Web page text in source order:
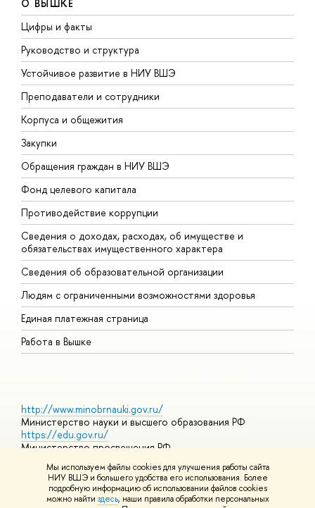
Мы используем файлы cookies для улучшения работы сайта
НИУ ВШЭ и большего удобства его использования. Более
подробную информацию об использовании файлов cookies
можно найти здесь, наши правила обработки персональных
О ВЫШКЕ
Цифры и факты
Руководство и структура
Устойчивое развитие в НИУ ВШЭ
Преподаватели и сотрудники
Корпуса и общежития
Закупки
Обращения граждан в НИУ ВШЭ
Фонд целевого капитала
Противодействие коррупции
Сведения о доходах, расходах, об имуществе и
обязательствах имущественного характера
Сведения об образовательной организации
Людям с ограниченными возможностями здоровья
Единая платежная страница
Работа в Вышке
http://www.minobrnauki.gov.ru/
Министерство науки и высшего образования РФ
https://edu.gov.ru/
Министерство просвещения РФ
https://elearning.hse.ru/mooc
Массовые открытые онлайн-курсы